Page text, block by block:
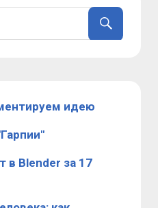
идею
в Blender за 17